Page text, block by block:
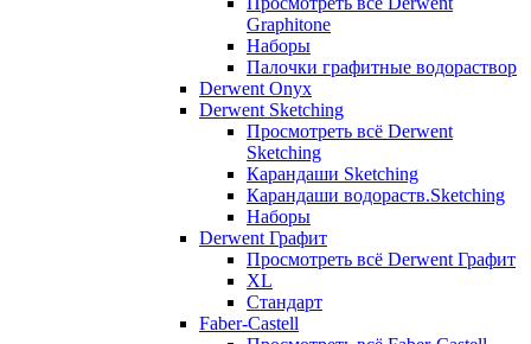
Graphitone
Наборы
Палочки графитные водораствор
Derwent Onyx
Derwent Sketching
Просмотреть всё Derwent
Sketching
Карандаши Sketching
Карандаши водораств.Sketching
Наборы
Derwent Графит
Просмотреть всё Derwent Графит
XL
Стандарт
Faber-Castell